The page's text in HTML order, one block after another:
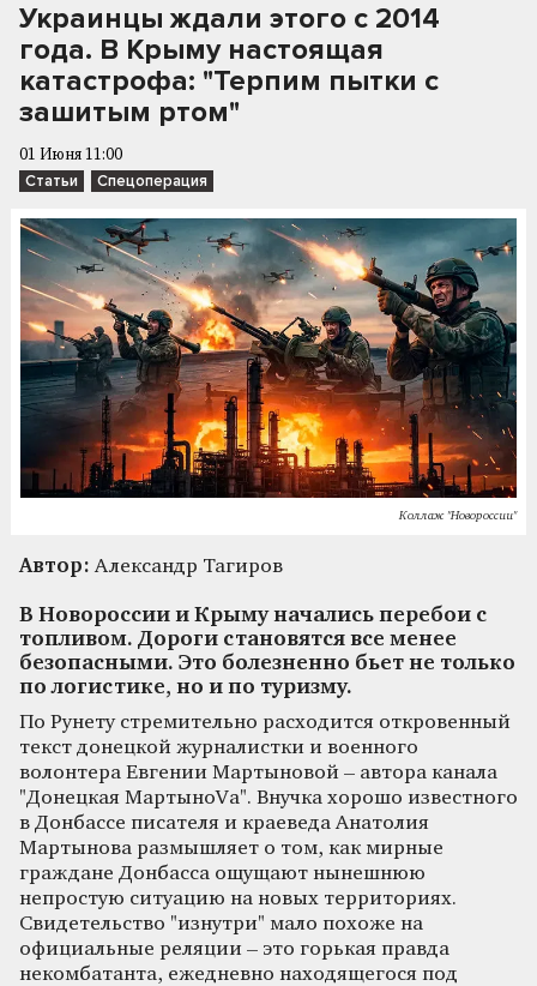
Украинцы ждали этого с 2014
года. В Крыму настоящая
катастрофа: "Терпим пытки с
зашитым ртом"
01 Июня 11:00
Статьи Спецоперация
Коллаж "Новороссии"
Автор: Александр Тагиров
В Новороссии и Крыму начались перебои с
топливом. Дороги становятся все менее
безопасными. Это болезненно бьет не только
по логистике, но и по туризму.
По Рунету стремительно расходится откровенный
текст донецкой журналистки и военного
волонтера Евгении Мартыновой – автора канала
"Донецкая МартыноVа". Внучка хорошо известного
в Донбассе писателя и краеведа Анатолия
Мартынова размышляет о том, как мирные
граждане Донбасса ощущают нынешнюю
непростую ситуацию на новых территориях.
Свидетельство "изнутри" мало похоже на
официальные реляции – это горькая правда
некомбатанта, ежедневно находящегося под